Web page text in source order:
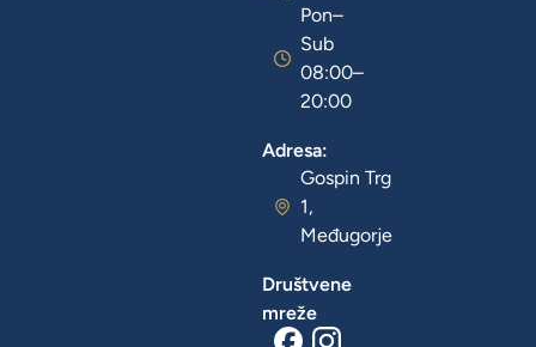
Pon–
Sub
08:00–
20:00
Adresa:
Gospin Trg
1,
Međugorje
Društvene
mreže